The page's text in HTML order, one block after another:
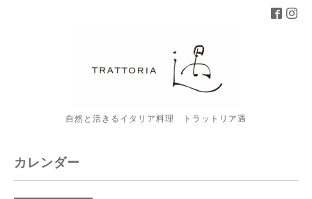
自然と活きるイタリア料理 トラットリア遇
カレンダー